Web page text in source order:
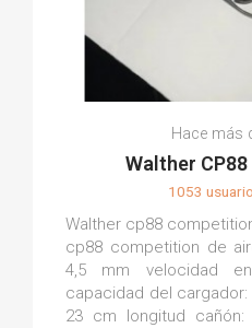
Hace más
Walther
1053
Walther cp88
cp88 competition de
4,5 mm velocidad
capacidad del
23 cm longitud